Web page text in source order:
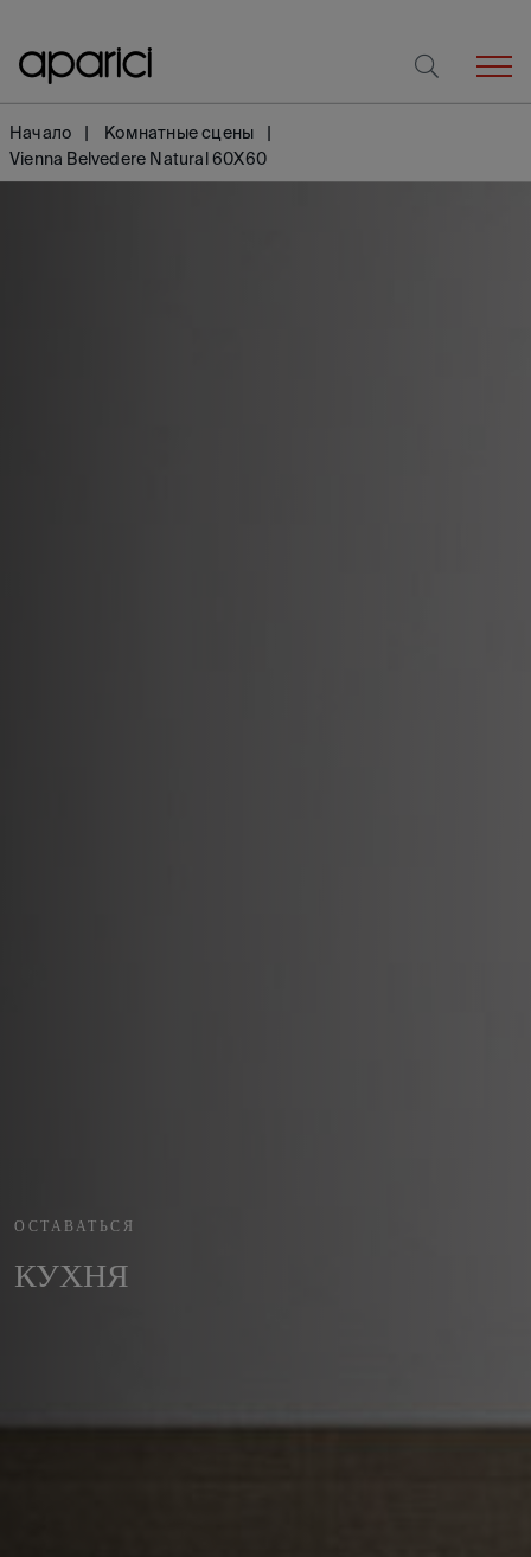
Начало
Комнатные сцены
Vienna Belvedere Natural 60X60
ОСТАВАТЬСЯ
КУХНЯ